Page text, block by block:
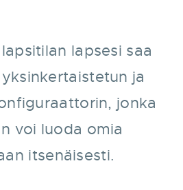
lapsesi saa
ja
jonka
voi luoda omia
itsenäisesti.